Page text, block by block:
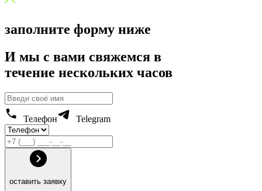
заполните форму ниже
И мы с вами свяжемся в
течение нескольких часов
Телефон Telegram
оставить заявку